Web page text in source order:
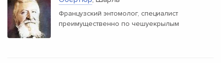
Французский энтомолог, специалист
преимущественно по чешуекрылым